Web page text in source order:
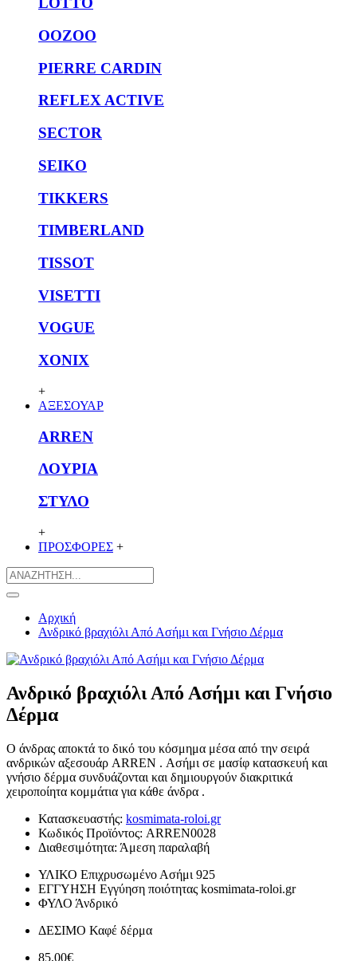
OOZOO
PIERRE CARDIN
REFLEX ACTIVE
SECTOR
SEIKO
TIKKERS
TIMBERLAND
TISSOT
VISETTI
VOGUE
XONIX
+
ΑΞΕΣΟΥΑΡ
ARREN
ΛΟΥΡΙΑ
ΣΤΥΛΟ
+
ΠΡΟΣΦΟΡΕΣ +
Αρχική
Ανδρικό βραχιόλι Από Ασήμι και Γνήσιο Δέρμα
Ανδρικό βραχιόλι Από Ασήμι και Γνήσιο
Δέρμα
Ο άνδρας αποκτά το δικό του κόσμημα μέσα από την σειρά
ανδρικών αξεσουάρ ARREN . Ασήμι σε μασίφ κατασκευή και
γνήσιο δέρμα συνδυάζονται και δημιουργούν διακριτικά
χειροποίητα κομμάτια για κάθε άνδρα .
Κατασκευαστής: kosmimata-roloi.gr
Κωδικός Προϊόντος: ARREN0028
Διαθεσιμότητα: Άμεση παραλαβή
ΥΛΙΚΟ Επιχρυσωμένο Ασήμι 925
ΕΓΓΥΗΣΗ Εγγύηση ποιότητας kosmimata-roloi.gr
ΦΥΛΟ Άνδρικό
ΔΕΣΙΜΟ Καφέ δέρμα
85,00€